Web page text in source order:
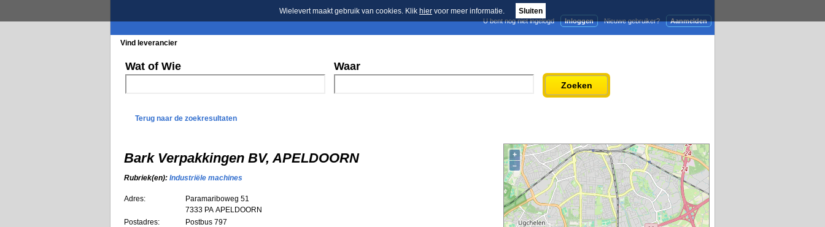
Wielevert maakt gebruik van cookies. Klik hier voor meer informatie. Sluiten
Aanmelden
Nieuwe gebruiker?
Inloggen
U bent nog niet ingelogd
Vind leverancier
Wat of Wie Waar
Zoeken
Terug naar de zoekresultaten
Bark Verpakkingen BV, APELDOORN
Rubriek(en): Industriële machines
Adres:
Paramariboweg 51
7333 PA APELDOORN
Postadres:
Postbus 797
+
–